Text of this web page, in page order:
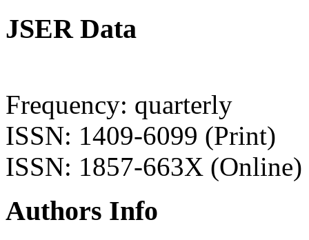
JSER Data
Frequency: quarterly
ISSN: 1409-6099 (Print)
ISSN: 1857-663X (Online)
Authors Info